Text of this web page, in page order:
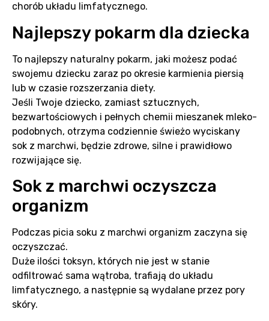
chorób układu limfatycznego.
Najlepszy pokarm dla dziecka
To najlepszy naturalny pokarm, jaki możesz podać
swojemu dziecku zaraz po okresie karmienia piersią
lub w czasie rozszerzania diety.
Jeśli Twoje dziecko, zamiast sztucznych,
bezwartościowych i pełnych chemii mieszanek mleko-
podobnych, otrzyma codziennie świeżo wyciskany
sok z marchwi, będzie zdrowe, silne i prawidłowo
rozwijające się.
Sok z marchwi oczyszcza
organizm
Podczas picia soku z marchwi organizm zaczyna się
oczyszczać.
Duże ilości toksyn, których nie jest w stanie
odfiltrować sama wątroba, trafiają do układu
limfatycznego, a następnie są wydalane przez pory
skóry.